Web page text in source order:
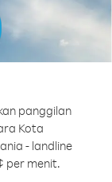
panggilan
Kota
- landline
per menit.